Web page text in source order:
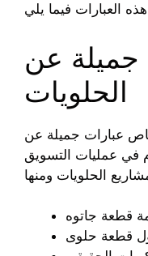
جميلة عن
الحلويات
عبارات جميلة عن
في عمليات التسويق